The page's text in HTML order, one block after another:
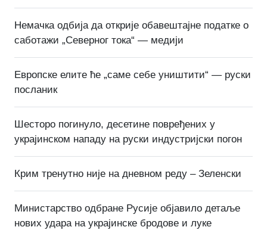
Немачка одбија да открије обавештајне податке о
саботажи „Северног тока“ — медији
Европске елите ће „саме себе уништити“ — руски
посланик
Шесторо погинуло, десетине повређених у
украјинском нападу на руски индустријски погон
Крим тренутно није на дневном реду – Зеленски
Министарство одбране Русије објавило детаље
нових удара на украјинске бродове и луке